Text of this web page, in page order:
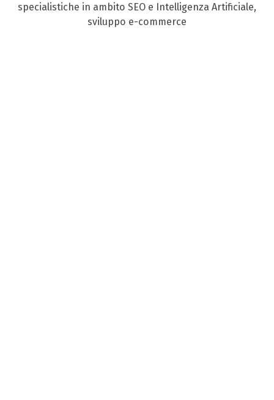
specialistiche in ambito SEO e Intelligenza Artificiale,
sviluppo e-commerce